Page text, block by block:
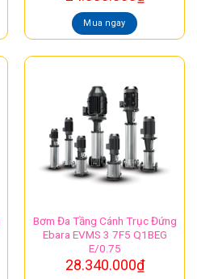
Mua ngay
Bơm Đa Tầng Cánh Trục Đứng
Ebara EVMS 3 7F5 Q1BEG
E/0.75
28.340.000₫